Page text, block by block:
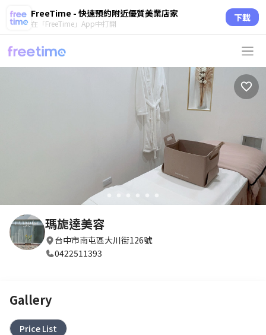
FreeTime - 快速預約附近優質美業店家
在「FreeTime」App中打開 下載
瑪旎達美容
台中市南屯區大川街126號
0422511393
Gallery
Price List